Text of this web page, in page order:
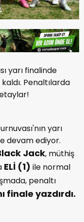
yarı finalinde
Penaltılarda
yarı
devam ediyor.
Jack, müthiş
ELİ (1) ile normal
penaltı
finale yazdırdı.